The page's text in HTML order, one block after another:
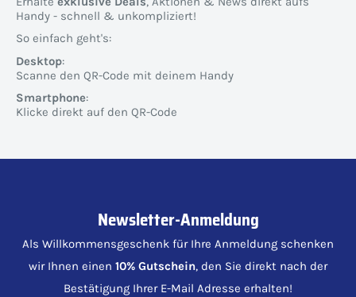
Handy - schnell & unkompliziert!
So einfach geht's:
Desktop:
Scanne den QR-Code mit deinem Handy
Smartphone:
Klicke direkt auf den QR-Code
Newsletter-Anmeldung
Als Willkommensgeschenk für Ihre Anmeldung schenken
wir Ihnen einen 10% Gutschein, den Sie direkt nach der
Bestätigung Ihrer E-Mail Adresse erhalten!